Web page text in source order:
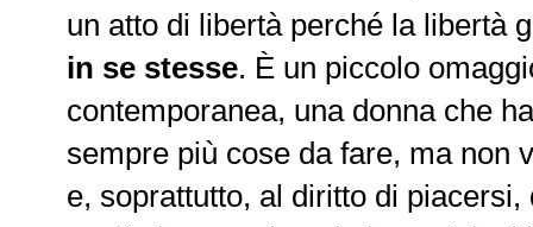
un atto di libertà perché la libertà
in se stesse. È un piccolo
contemporanea, una donna che
sempre più cose da fare, ma non
e, soprattutto, al diritto di